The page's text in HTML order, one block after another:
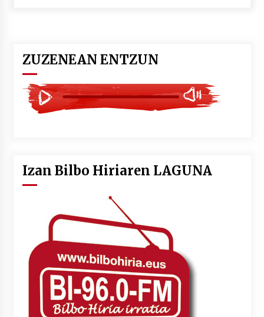
Larunbatean Plentziako Itsas Martxa ospatuko
da
2026/07/07
2026/07/07
Uribitarte40 aretoan
2026/07/03
SOINUGELA: Paul McCartney eta Ringo Starr-en
lan berriak
2026/07/03
MUSIBLA #297: Bide, Boards Of Canada, Somak,
Tiga, Twisted Teens, Underscores, Habia
ZUZENEAN ENTZUN
Izan Bilbo Hiriaren LAGUNA